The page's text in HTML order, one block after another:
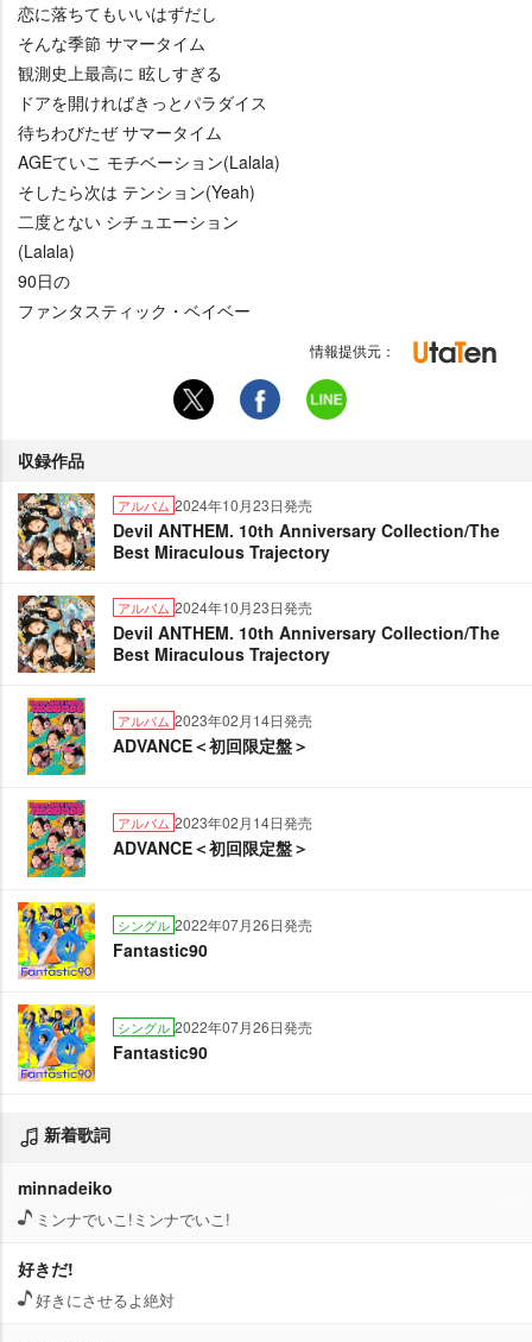
恋に落ちてもいいはずだし
そんな季節 サマータイム
観測史上最高に 眩しすぎる
ドアを開ければきっとパラダイス
待ちわびたぜ サマータイム
AGEていこ モチベーション(Lalala)
そしたら次は テンション(Yeah)
二度とない シチュエーション
(Lalala)
90日の
ファンタスティック・ベイベー
情報提供元：
収録作品
アルバム 2024年10月23日発売
Devil ANTHEM. 10th Anniversary Collection/The
Best Miraculous Trajectory
アルバム 2024年10月23日発売
Devil ANTHEM. 10th Anniversary Collection/The
Best Miraculous Trajectory
アルバム 2023年02月14日発売
ADVANCE＜初回限定盤＞
アルバム 2023年02月14日発売
ADVANCE＜初回限定盤＞
シングル 2022年07月26日発売
Fantastic90
シングル 2022年07月26日発売
Fantastic90
新着歌詞
minnadeiko
ミンナでいこ!ミンナでいこ!
好きだ!
好きにさせるよ絶対